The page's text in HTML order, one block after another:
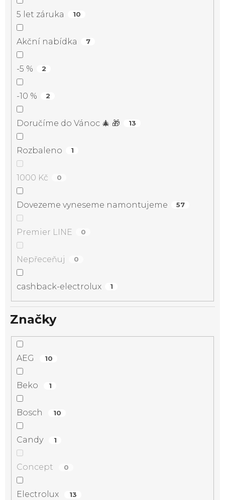
5 let záruka 10
Akční nabídka 7
-5 % 2
-10 % 2
Doručíme do Vánoc 🎄 🎁 13
Rozbaleno 1
1000 Kč 0
Dovezeme vyneseme namontujeme 57
Premier LINE 0
Nepřeceňuj 0
cashback-electrolux 1
Značky
AEG 10
Beko 1
Bosch 10
Candy 1
Concept 0
Electrolux 13